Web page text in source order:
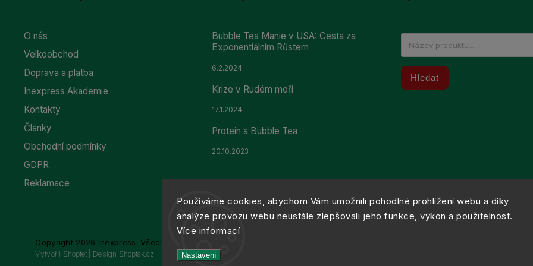
Používáme cookies, abychom Vám umožnili pohodlné prohlížení webu a díky
analýze provozu webu neustále zlepšovali jeho funkce, výkon a použitelnost.
Více informací
Nastavení
O nás
Velkoobchod
Doprava a platba
Inexpress Akademie
Kontakty
Články
Obchodní podmínky
GDPR
Reklamace
Bubble Tea Manie v USA: Cesta za
Exponentiálním Růstem
6.2.2024
Krize v Rudém moři
17.1.2024
Protein a Bubble Tea
20.10.2023
Hledat
Copyright 2026 Inexpress. Všechna práva vyhrazena.
Vytvořil Shoptet | Design Shoptak.cz